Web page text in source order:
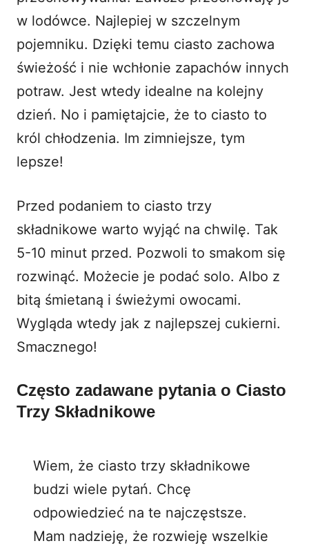
w lodówce. Najlepiej w szczelnym
pojemniku. Dzięki temu ciasto zachowa
świeżość i nie wchłonie zapachów innych
potraw. Jest wtedy idealne na kolejny
dzień. No i pamiętajcie, że to ciasto to
król chłodzenia. Im zimniejsze, tym
lepsze!
Przed podaniem to ciasto trzy
składnikowe warto wyjąć na chwilę. Tak
5-10 minut przed. Pozwoli to smakom się
rozwinąć. Możecie je podać solo. Albo z
bitą śmietaną i świeżymi owocami.
Wygląda wtedy jak z najlepszej cukierni.
Smacznego!
Często zadawane pytania o Ciasto
Trzy Składnikowe
Wiem, że ciasto trzy składnikowe
budzi wiele pytań. Chcę
odpowiedzieć na te najczęstsze.
Mam nadzieję, że rozwieję wszelkie